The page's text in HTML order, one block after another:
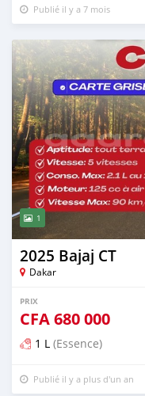
Publié il y a 7 mois
1
2025 Bajaj CT
Dakar
PRIX
CFA680 000
1 L (Essence)
Publié il y a plus d'un an